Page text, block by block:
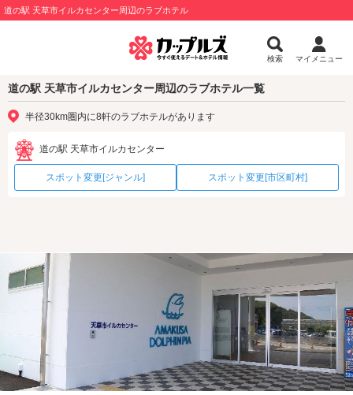
道の駅 天草市イルカセンター周辺のラブホテル
検索 マイメニュー
道の駅 天草市イルカセンター周辺のラブホテル一覧
半径30km圏内に8軒のラブホテルがあります
道の駅 天草市イルカセンター
スポット変更[ジャンル] スポット変更[市区町村]